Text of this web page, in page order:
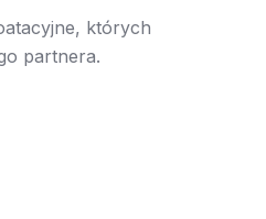
których
partnera.